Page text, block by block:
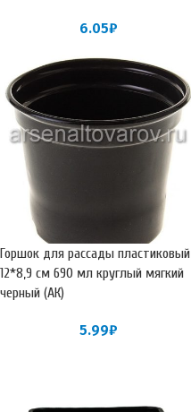
6.05₽
Горшок для рассады пластиковый
12*8,9 см 690 мл круглый мягкий
черный (АК)
5.99₽